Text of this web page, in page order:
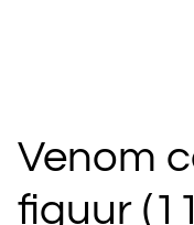
Venom
figuur